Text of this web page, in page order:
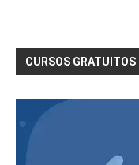
CURSOS GRATUITOS